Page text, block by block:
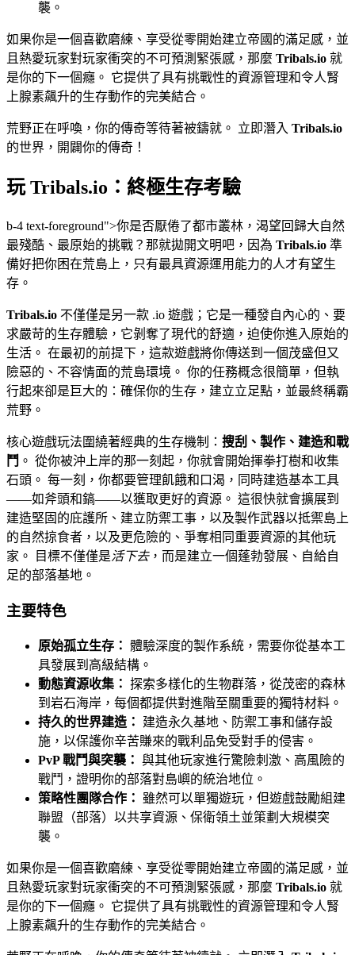
襲。
如果你是一個喜歡磨練、享受從零開始建立帝國的滿足感，並
且熱愛玩家對玩家衝突的不可預測緊張感，那麼 Tribals.io 就
是你的下一個癮。 它提供了具有挑戰性的資源管理和令人腎
上腺素飆升的生存動作的完美結合。
荒野正在呼喚，你的傳奇等待著被鑄就。 立即潛入 Tribals.io
的世界，開闢你的傳奇！
玩 Tribals.io：終極生存考驗
b-4 text-foreground">你是否厭倦了都市叢林，渴望回歸大自然
最殘酷、最原始的挑戰？那就拋開文明吧，因為 Tribals.io 準
備好把你困在荒島上，只有最具資源運用能力的人才有望生
存。
Tribals.io 不僅僅是另一款 .io 遊戲；它是一種發自內心的、要
求嚴苛的生存體驗，它剝奪了現代的舒適，迫使你進入原始的
生活。 在最初的前提下，這款遊戲將你傳送到一個茂盛但又
險惡的、不容情面的荒島環境。 你的任務概念很簡單，但執
行起來卻是巨大的：確保你的生存，建立立足點，並最終稱霸
荒野。
核心遊戲玩法圍繞著經典的生存機制： 搜刮、製作、建造和戰
鬥 。 從你被沖上岸的那一刻起，你就會開始揮拳打樹和收集
石頭。 每一刻，你都要管理飢餓和口渴，同時建造基本工具
——如斧頭和鎬——以獲取更好的資源。 這很快就會擴展到
建造堅固的庇護所、建立防禦工事，以及製作武器以抵禦島上
的自然掠食者，以及更危險的、爭奪相同重要資源的其他玩
家。 目標不僅僅是活下去，而是建立一個蓬勃發展、自給自
足的部落基地。
主要特色
原始孤立生存： 體驗深度的製作系統，需要你從基本工
具發展到高級結構。
動態資源收集： 探索多樣化的生物群落，從茂密的森林
到岩石海岸，每個都提供對進階至關重要的獨特材料。
持久的世界建造：
建造永久基地、防禦工事和儲存設
施，以保護你辛苦賺來的戰利品免受對手的侵害。
PvP 戰鬥與突襲： 與其他玩家進行驚險刺激、高風險的
戰鬥，證明你的部落對島嶼的統治地位。
策略性團隊合作：
雖然可以單獨遊玩，但遊戲鼓勵組建
聯盟（部落）以共享資源、保衛領土並策劃大規模突
襲。
如果你是一個喜歡磨練、享受從零開始建立帝國的滿足感，並
且熱愛玩家對玩家衝突的不可預測緊張感，那麼 Tribals.io 就
是你的下一個癮。 它提供了具有挑戰性的資源管理和令人腎
上腺素飆升的生存動作的完美結合。